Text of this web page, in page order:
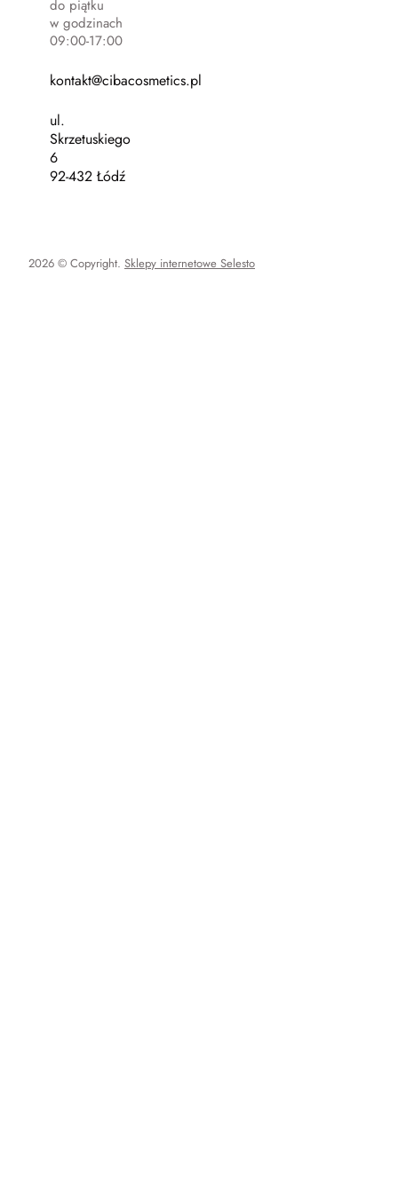
do piątku
w godzinach
09:00-17:00
kontakt@cibacosmetics.pl
ul.
Skrzetuskiego
6
92-432 Łódź
2026 © Copyright. Sklepy internetowe Selesto